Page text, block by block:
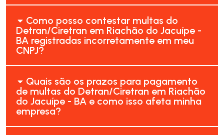
Como posso contestar multas do
Detran/Ciretran em Riachão do Jacuípe -
BA registradas incorretamente em meu
CNPJ?
Quais são os prazos para pagamento
de multas do Detran/Ciretran em Riachão
do Jacuípe - BA e como isso afeta minha
empresa?